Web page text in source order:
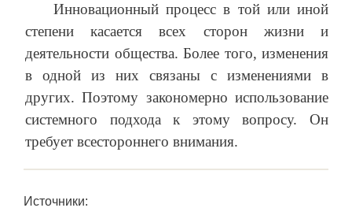
Инновационный процесс в той или иной
степени касается всех сторон жизни и
деятельности общества. Более того, изменения
в одной из них связаны с изменениями в
других. Поэтому закономерно использование
системного подхода к этому вопросу. Он
требует всестороннего внимания.
Источники: